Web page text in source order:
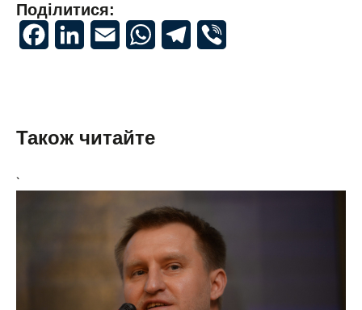
Поділитися:
FacebookLinkedInEmail WhatsAppTelegram
Також читайте
`